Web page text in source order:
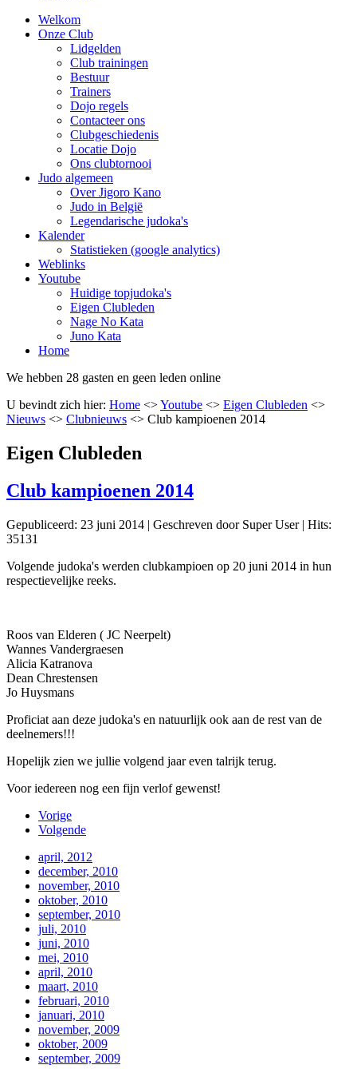
Welkom
Onze Club
Lidgelden
Club trainingen
Bestuur
Trainers
Dojo regels
Contacteer ons
Clubgeschiedenis
Locatie Dojo
Ons clubtornooi
Judo algemeen
Over Jigoro Kano
Judo in België
Legendarische judoka's
Kalender
Statistieken (google analytics)
Weblinks
Youtube
Huidige topjudoka's
Eigen Clubleden
Nage No Kata
Juno Kata
Home
We hebben 28 gasten en geen leden online
U bevindt zich hier: Home <>Youtube <> Eigen Clubleden <>
Nieuws <> Clubnieuws <> Club kampioenen 2014
Eigen Clubleden
Club kampioenen 2014
Gepubliceerd: 23 juni 2014 | Geschreven door Super User| Hits:
35131
Volgende judoka's werden clubkampioen op 20 juni 2014 in hun
respectievelijke reeks.
Roos van Elderen ( JC Neerpelt)
Wannes Vandergraesen
Alicia Katranova
Dean Chrestensen
Jo Huysmans
Proficiat aan deze judoka's en natuurlijk ook aan de rest van de
deelnemers!!!
Hopelijk zien we jullie volgend jaar even talrijk terug.
Voor iedereen nog een fijn verlof gewenst!
Vorige
Volgende
april, 2012
december, 2010
november, 2010
oktober, 2010
september, 2010
juli, 2010
juni, 2010
mei, 2010
april, 2010
maart, 2010
februari, 2010
januari, 2010
november, 2009
oktober, 2009
september, 2009